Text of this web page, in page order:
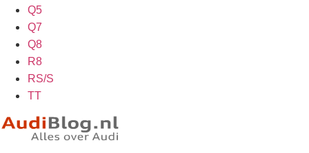
Q5
Q7
Q8
R8
RS/S
TT